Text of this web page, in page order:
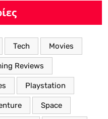
Tech Movies
Reviews
Playstation
Space